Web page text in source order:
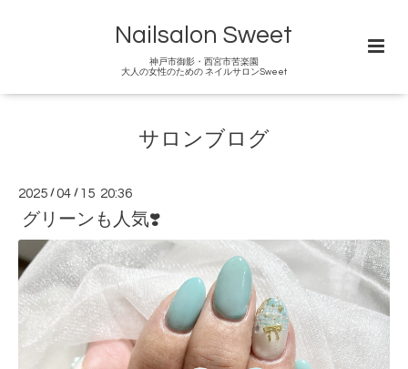
Nailsalon Sweet
神戸市御影・西宮市苦楽園
大人の女性のための ネイルサロンSweet
サロンブログ
2025 /04 / 15 20:36
グリーンも人気❣️